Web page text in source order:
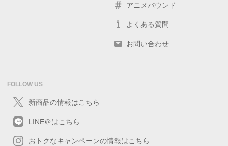
アニメバウンド
よくある質問
お問い合わせ
FOLLOW US
新商品の情報はこちら
LINE＠はこちら
おトクなキャンペーンの情報はこちら